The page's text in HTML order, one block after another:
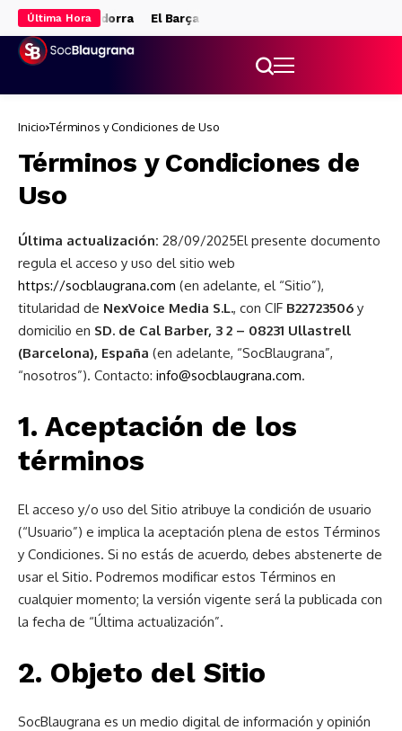
Última Hora
de Andorra El Barça se queda sin gol y pierde el Trofeo
Inicio Términos y Condiciones de Uso
Términos y Condiciones de
Uso
Última actualización: 28/09/2025El presente documento
regula el acceso y uso del sitio web
https://socblaugrana.com (en adelante, el “Sitio”),
titularidad de NexVoice Media S.L., con CIF B22723506 y
domicilio en SD. de Cal Barber, 3 2 – 08231 Ullastrell
(Barcelona), España (en adelante, “SocBlaugrana”,
“nosotros”). Contacto: info@socblaugrana.com.
1. Aceptación de los
términos
El acceso y/o uso del Sitio atribuye la condición de usuario
(“Usuario”) e implica la aceptación plena de estos Términos
y Condiciones. Si no estás de acuerdo, debes abstenerte de
usar el Sitio. Podremos modificar estos Términos en
cualquier momento; la versión vigente será la publicada con
la fecha de “Última actualización”.
2. Objeto del Sitio
SocBlaugrana es un medio digital de información y opinión